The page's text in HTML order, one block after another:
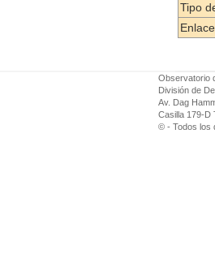
Tipo
Enlace
Observatorio
División de
Av. Dag
Casilla 179-D
© - Todos los